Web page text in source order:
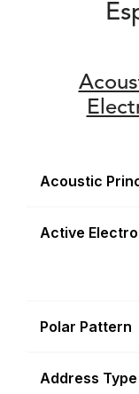
Acoustic
Active
Polar Pattern
Address Type